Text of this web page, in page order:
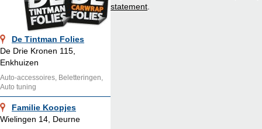
De Tintman Folies
De Drie Kronen 115,
Enkhuizen
Auto-accessoires, Beletteringen,
Auto tuning
Familie Koopjes
Wielingen 14, Deurne
statement